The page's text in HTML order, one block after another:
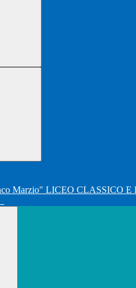
LICEO CLASSICO